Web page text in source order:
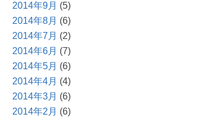
2014年9月 (5)
2014年8月 (6)
2014年7月 (2)
2014年6月 (7)
2014年5月 (6)
2014年4月 (4)
2014年3月 (6)
2014年2月 (6)